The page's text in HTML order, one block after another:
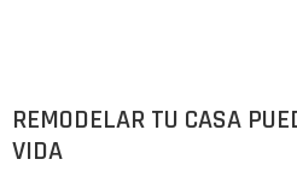
REMODELAR TU CASA
VIDA